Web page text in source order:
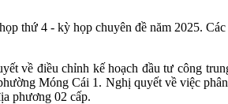
thứ 4 - kỳ họp chuyên đề năm 2025.
về điều chỉnh kế hoạch đầu tư công
Móng Cái 1. Nghị quyết về việc
phương 02 cấp.